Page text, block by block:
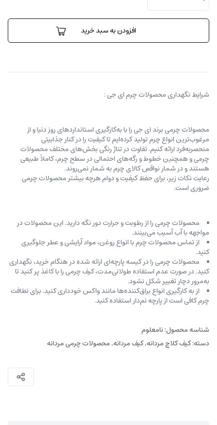
ایزی
اکسس
جی
افزودن به سبد خرید
شرایط نگهداری محصولات چرم ای جی :
محصولات چرمی برند ای جی را با به‌کارگیری استانداردهای روز دنیا و از
مرغوب‌ترین انواع چرم تولید کرده‌ایم تا کیفیت را در کنار جذابیتی
منحصربه‌فرد ارائه کنیم. تفاوت در تناژ رنگی بخش‌های مختلف محصولات
چرمی و همچنین خطوط و رگه‌‌های احتمالی در سطح چرم، کاملاً طبیعی
هستند و در شمار نواقص کالای چرم به شمار نمی‌روند.
رعایت نکات زیر، برای حفظ کیفیت و دوام هرچه بیشتر محصولات چرمی
ضروری است.
محصولات چرمی را از رطوبت و حرارت دور نگه دارید. این محصولات در
مواجهه با آب آسیب می‌بینند.
از تماس محصولات چرم با انواع روغن‌، مواد آرایشی و عطر جلوگیری
کنید.
محصولات چرمی را در کیسه‌ پارچه‌ای ارائه شده در هنگام خرید، ‌نگهداری
کنید. در صورت عدم استفاده طولانی‌مدت، کیف‌ چرمی را با کاغذ پر کنید تا
به‌مرور دچار تغییر شکل نشود.
از به کارگیری انواع براق‌کننده‌ها مانند واکس خودداری کنید. برای نظافت
چرم کافی است از پارچه‌ نم‌دار استفاده کنید.
شناسه محصول: نامعلوم
دسته:کیف کلاچ مردانه,کیف مردانه,محصولات چرمی مردانه